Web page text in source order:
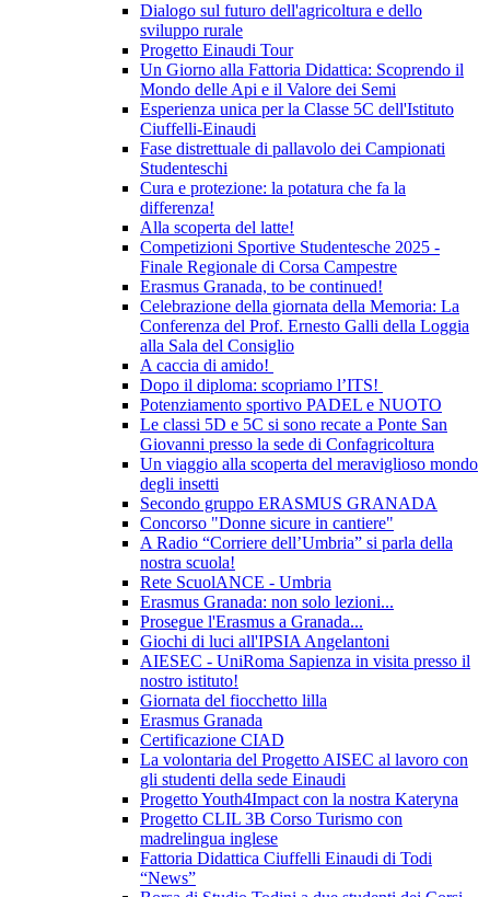
Dialogo sul futuro dell'agricoltura e dello
sviluppo rurale
Progetto Einaudi Tour
Un Giorno alla Fattoria Didattica: Scoprendo il
Mondo delle Api e il Valore dei Semi
Esperienza unica per la Classe 5C dell'Istituto
Ciuffelli-Einaudi
Fase distrettuale di pallavolo dei Campionati
Studenteschi
Cura e protezione: la potatura che fa la
differenza!
Alla scoperta del latte!
Competizioni Sportive Studentesche 2025 -
Finale Regionale di Corsa Campestre
Erasmus Granada, to be continued!
Celebrazione della giornata della Memoria: La
Conferenza del Prof. Ernesto Galli della Loggia
alla Sala del Consiglio
A caccia di amido!
Dopo il diploma: scopriamo l’ITS!
Potenziamento sportivo PADEL e NUOTO
Le classi 5D e 5C si sono recate a Ponte San
Giovanni presso la sede di Confagricoltura
Un viaggio alla scoperta del meraviglioso mondo
degli insetti
Secondo gruppo ERASMUS GRANADA
Concorso "Donne sicure in cantiere"
A Radio “Corriere dell’Umbria” si parla della
nostra scuola!
Rete ScuolANCE - Umbria
Erasmus Granada: non solo lezioni...
Prosegue l'Erasmus a Granada...
Giochi di luci all'IPSIA Angelantoni
AIESEC - UniRoma Sapienza in visita presso il
nostro istituto!
Giornata del fiocchetto lilla
Erasmus Granada
Certificazione CIAD
La volontaria del Progetto AISEC al lavoro con
gli studenti della sede Einaudi
Progetto Youth4Impact con la nostra Kateryna
Progetto CLIL 3B Corso Turismo con
madrelingua inglese
Fattoria Didattica Ciuffelli Einaudi di Todi
“News”